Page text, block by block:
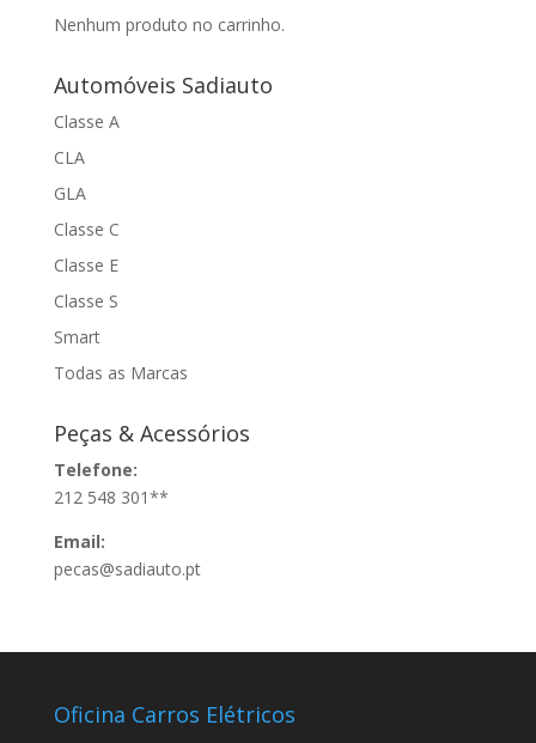
Nenhum produto no carrinho.
Automóveis Sadiauto
Classe A
CLA
GLA
Classe C
Classe E
Classe S
Smart
Todas as Marcas
Peças & Acessórios
Telefone:
212 548 301**
Email:
pecas@sadiauto.pt
Oficina Carros Elétricos